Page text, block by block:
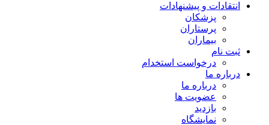
انتقادات و پيشنهادات
پزشكان
پرستاران
بيماران
ثبت نام
درخواست استخدام
درباره ما
درباره ما
عضویت ها
بازدید
نمایشگاه